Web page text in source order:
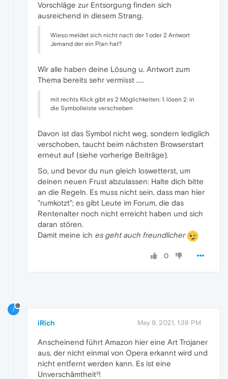
Vorschläge zur Entsorgung finden sich
ausreichend in diesem Strang.
Wieso meldet sich nicht nach der 1 oder 2 Antwort
Jemand der ein Plan hat?
Wir alle haben deine Lösung u. Antwort zum
Thema bereits sehr vermisst .....
mit rechts Klick gibt es 2 Möglichkeiten: 1. lösen 2. in
die Symbolleiste verschieben
Davon ist das Symbol nicht weg, sondern lediglich
verschoben, taucht beim nächsten Browserstart
erneut auf (siehe vorherige Beiträge).
So, und bevor du nun gleich loswetterst, um
deinen neuen Frust abzulassen: Halte dich bitte
an die Regeln. Es muss nicht sein, dass man hier
"rumkotzt"; es gibt Leute im Forum, die das
Rentenalter noch nicht erreicht haben und sich
daran stören.
Damit meine ich es geht auch freundlicher
0
I
iRich May 9, 2021, 1:38 PM
Anscheinend führt Amazon hier eine Art Trojaner
aus, der nicht einmal von Opera erkannt wird und
nicht entfernt werden kann. Es ist eine
Unverschämtheit²!